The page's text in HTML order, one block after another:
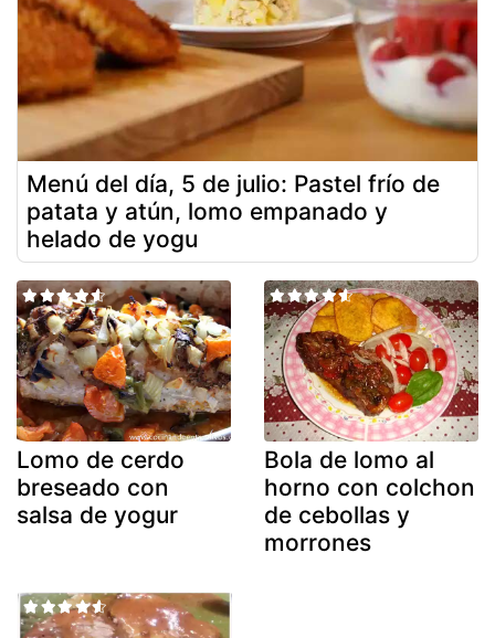
Menú del día, 5 de julio: Pastel frío de
patata y atún, lomo empanado y
helado de yogu
Lomo de cerdo
breseado con
salsa de yogur
Bola de lomo al
horno con colchon
de cebollas y
morrones